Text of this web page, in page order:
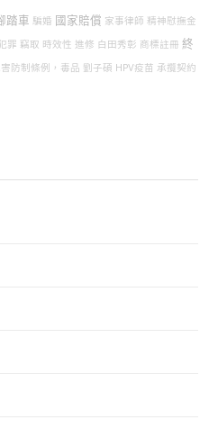
踏車 騙婚 國家賠償 家事律師 精神慰撫金
罪 竊取 時效性 進修 白田秀彰 商標註冊 終
防制條例，毒品 劉子碩 HPV疫苗 承攬契約